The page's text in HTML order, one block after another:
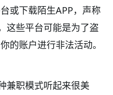
或下载陌生APP，声称
这些平台可能是为了盗
的账户进行非法活动。
兼职模式听起来很美